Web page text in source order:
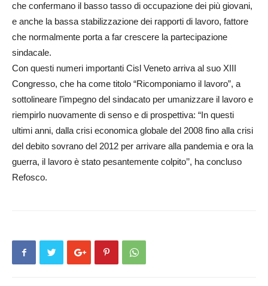
che confermano il basso tasso di occupazione dei più giovani,
e anche la bassa stabilizzazione dei rapporti di lavoro, fattore
che normalmente porta a far crescere la partecipazione
sindacale.
Con questi numeri importanti Cisl Veneto arriva al suo XIII
Congresso, che ha come titolo “Ricomponiamo il lavoro”, a
sottolineare l’impegno del sindacato per umanizzare il lavoro e
riempirlo nuovamente di senso e di prospettiva: “In questi
ultimi anni, dalla crisi economica globale del 2008 fino alla crisi
del debito sovrano del 2012 per arrivare alla pandemia e ora la
guerra, il lavoro è stato pesantemente colpito’’, ha concluso
Refosco.